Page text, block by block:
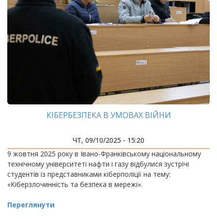
КІБЕРБЕЗПЕКА В УМОВАХ ВІЙНИ
ЧТ, 09/10/2025 - 15:20
9 жовтня 2025 року в Івано-Франківському національному
технічному університеті нафти і газу відбулися зустрічі
студентів із представниками кіберполіції на тему:
«Кіберзлочинність та безпека в мережі».
Переглянути